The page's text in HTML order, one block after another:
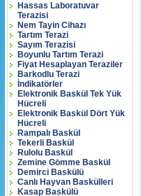
Hassas Laboratuvar
Terazisi
Nem Tayin Cihazı
Tartım Terazi
Sayım Terazisi
Boyunlu Tartım Terazi
Fiyat Hesaplayan Teraziler
Barkodlu Terazi
İndikatörler
Elektronik Baskül Tek Yük
Hücreli
Elektronik Baskül Dört Yük
Hücreli
Rampalı Baskül
Tekerli Baskül
Rulolu Baskül
Zemine Gömme Baskül
Demirci Baskülü
Canlı Hayvan Baskülleri
Kasap Baskülü